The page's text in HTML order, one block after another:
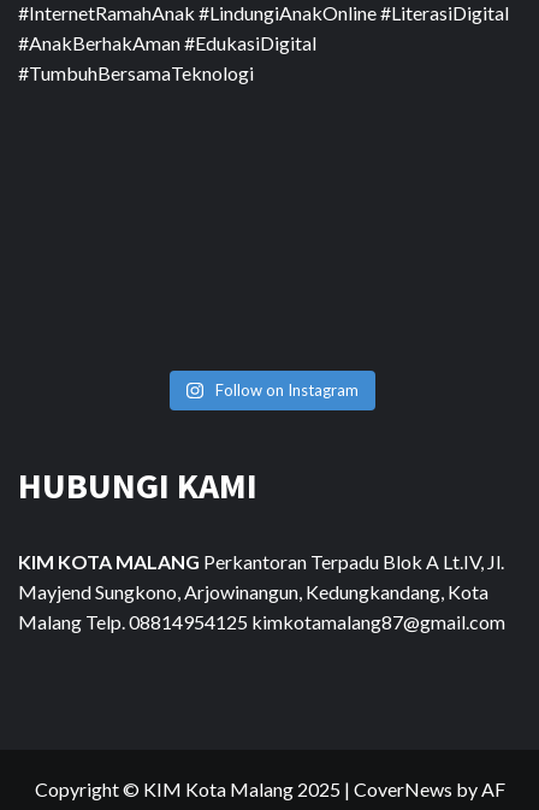
Follow on Instagram
HUBUNGI KAMI
KIM KOTA MALANG Perkantoran Terpadu Blok A Lt.IV, Jl.
Mayjend Sungkono, Arjowinangun, Kedungkandang, Kota
Malang Telp. 08814954125 kimkotamalang87@gmail.com
Copyright © KIM Kota Malang 2025 | CoverNews by AF